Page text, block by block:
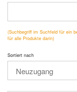
(Suchbegriff im Suchfeld für ein
für alle Produkte darin)
Sortiert nach